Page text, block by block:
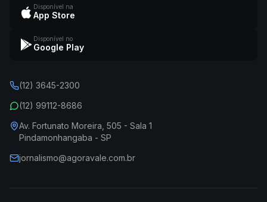
Disponível na
App Store
Disponível no
Google Play
(12) 3645-2300
(12) 99112-8686
Av. Fortunato Moreira, 505 - Sala 1
Pindamonhangaba - SP
jornalismo@agoravale.com.br